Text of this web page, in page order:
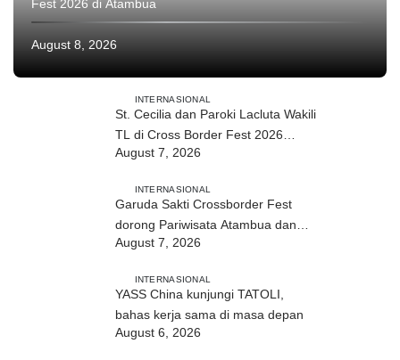
August 8, 2026
INTERNASIONAL
St. Cecilia dan Paroki Lacluta Wakili
TL di Cross Border Fest 2026
Atambua
August 7, 2026
INTERNASIONAL
Garuda Sakti Crossborder Fest
dorong Pariwisata Atambua dan
August 7, 2026
INTERNASIONAL
YASS China kunjungi TATOLI,
bahas kerja sama di masa depan
August 6, 2026